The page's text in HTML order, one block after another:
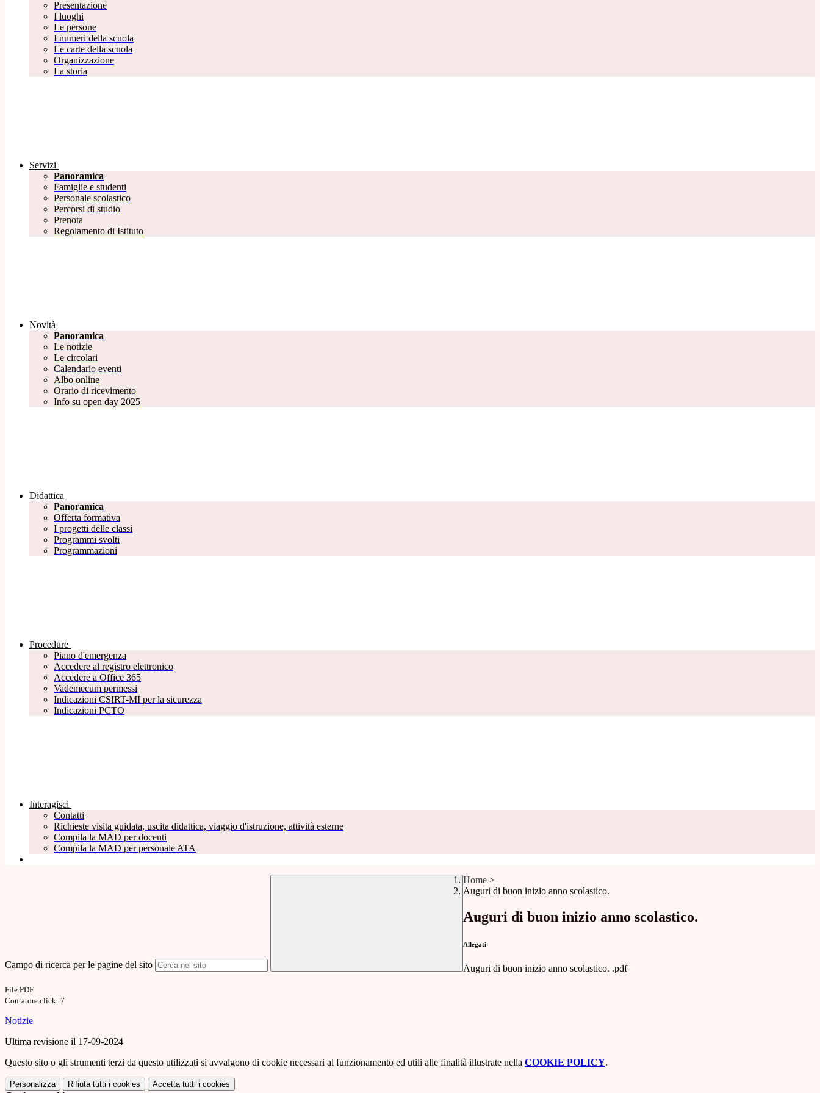
Presentazione
I luoghi
Le persone
I numeri della scuola
Le carte della scuola
Organizzazione
La storia
Servizi
Panoramica
Famiglie e studenti
Personale scolastico
Percorsi di studio
Prenota
Regolamento di Istituto
Novità
Panoramica
Le notizie
Le circolari
Calendario eventi
Albo online
Orario di ricevimento
Info su open day 2025
Didattica
Panoramica
Offerta formativa
I progetti delle classi
Programmi svolti
Programmazioni
Procedure
Piano d'emergenza
Accedere al registro elettronico
Accedere a Office 365
Vademecum permessi
Indicazioni CSIRT-MI per la sicurezza
Indicazioni PCTO
Interagisci
Contatti
Richieste visita guidata, uscita didattica, viaggio d'istruzione, attività esterne
Compila la MAD per docenti
Compila la MAD per personale ATA
Campo di ricerca per le pagine del sito
Home >
Auguri di buon inizio anno scolastico.
Auguri di buon inizio anno scolastico.
Allegati
Auguri di buon inizio anno scolastico. .pdf
File PDF
Contatore click: 7
Notizie
Ultima revisione il 17-09-2024
Questo sito o gli strumenti terzi da questo utilizzati si avvalgono di cookie necessari al funzionamento ed utili alle finalità illustrate nella COOKIE POLICY.
Personalizza Rifiuta tutti i cookies Accetta tutti i cookies